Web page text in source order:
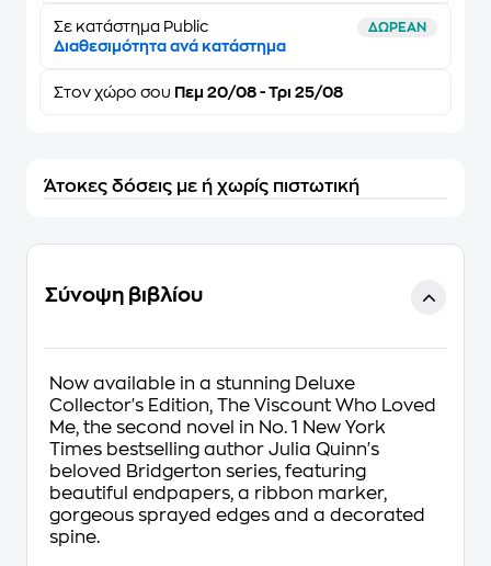
Σε κατάστημα Public ΔΩΡΕΑΝ
Διαθεσιμότητα ανά κατάστημα
Στον χώρο σου Πεμ 20/08 - Τρι 25/08
Άτοκες δόσεις με ή χωρίς πιστωτική
Σύνοψη βιβλίου
Now available in a stunning Deluxe
Collector's Edition, The Viscount Who Loved
Me, the second novel in No. 1 New York
Times bestselling author Julia Quinn's
beloved Bridgerton series, featuring
beautiful endpapers, a ribbon marker,
gorgeous sprayed edges and a decorated
spine.